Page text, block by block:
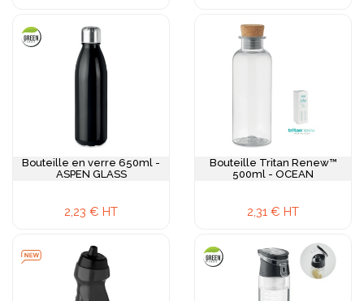
Bouteille en verre 650ml -
ASPEN GLASS
2,23 € HT
Bouteille Tritan Renew™
500ml - OCEAN
2,31 € HT